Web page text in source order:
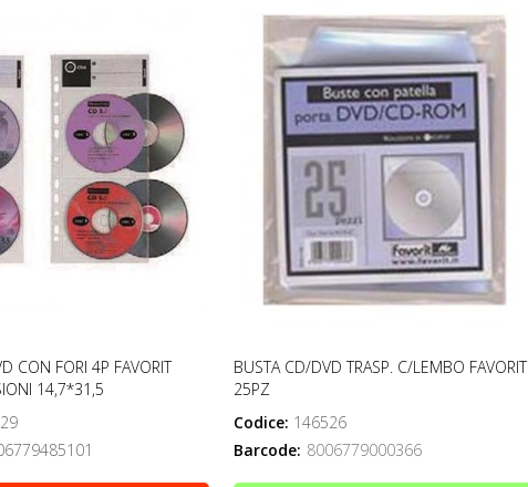
CON FORI 4P FAVORIT
14,7*31,5
BUSTA CD/DVD TRASP. C/LEMBO FAVORIT
25PZ
Codice: 146526
Barcode: 8006779000366